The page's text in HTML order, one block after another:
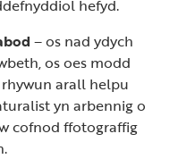
hefyd.
– os nad ydych
os oes modd
arall helpu
yn arbennig o
cofnod ffotograffig